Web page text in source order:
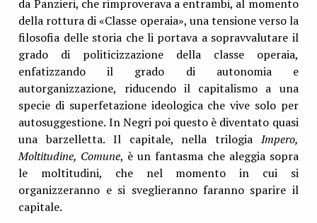
da Panzieri, che rimproverava a entrambi, al momento
della rottura di «Classe operaia», una tensione verso la
filosofia delle storia che li portava a sopravvalutare il
grado di politicizzazione della classe operaia,
enfatizzando il grado di autonomia e
autorganizzazione, riducendo il capitalismo a una
specie di superfetazione ideologica che vive solo per
autosuggestione. In Negri poi questo è diventato quasi
una barzelletta. Il capitale, nella trilogia Impero,
Moltitudine, Comune, è un fantasma che aleggia sopra
le moltitudini, che nel momento in cui si
organizzeranno e si sveglieranno faranno sparire il
capitale.